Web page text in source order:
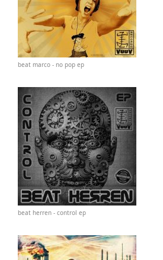
beat marco - no pop ep
beat herren - control ep